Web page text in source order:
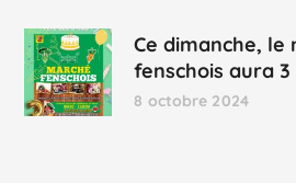
Ce dimanche, le
fenschois aura 3
8 octobre 2024